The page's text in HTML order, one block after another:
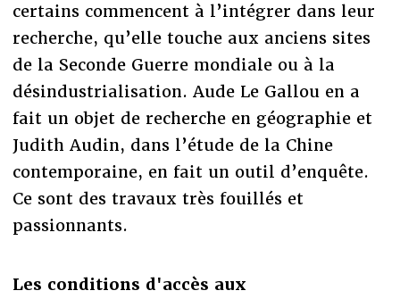
certains commencent à l’intégrer dans leur
recherche, qu’elle touche aux anciens sites
de la Seconde Guerre mondiale ou à la
désindustrialisation. Aude Le Gallou en a
fait un objet de recherche en géographie et
Judith Audin, dans l’étude de la Chine
contemporaine, en fait un outil d’enquête.
Ce sont des travaux très fouillés et
passionnants.
Les conditions d'accès aux